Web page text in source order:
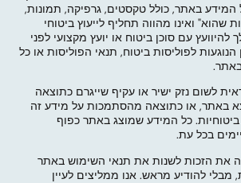
המידע באתר, כולל טקסטים, גרפיקה, תמונות,
שהוא" ואינו מהווה תחליף לייעוץ ביטוחי
להיוועץ עם סוכן ביטוח או יועץ מקצועי לפני
לפוליסות ביטוח, תנאי הפוליסות או כל
לשום נזק ישיר או עקיף שייגרם כתוצאה
באתר, או כתוצאה מהסתמכות על מידע זה
כל המידע שמוצג באתר כפוף
בכל עת.
את הזכות לשנות את תנאי השימוש באתר
מבלי להודיע מראש. אנו ממליצים לעיין